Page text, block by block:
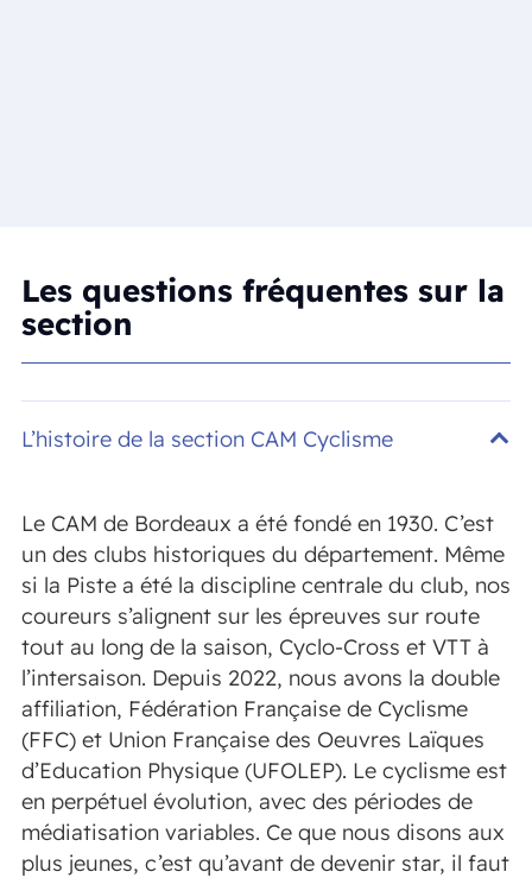
Les questions fréquentes sur la
section
L’histoire de la section CAM Cyclisme
Le CAM de Bordeaux a été fondé en 1930. C’est
un des clubs historiques du département. Même
si la Piste a été la discipline centrale du club, nos
coureurs s’alignent sur les épreuves sur route
tout au long de la saison, Cyclo-Cross et VTT à
l’intersaison. Depuis 2022, nous avons la double
affiliation, Fédération Française de Cyclisme
(FFC) et Union Française des Oeuvres Laïques
d’Education Physique (UFOLEP). Le cyclisme est
en perpétuel évolution, avec des périodes de
médiatisation variables. Ce que nous disons aux
plus jeunes, c’est qu’avant de devenir star, il faut